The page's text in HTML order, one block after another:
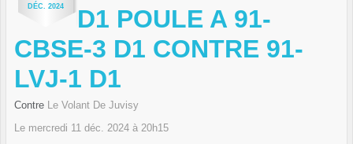
DÉC. 2024
D1 POULE A 91-
CBSE-3 D1 CONTRE 91-
LVJ-1 D1
Contre Le Volant De Juvisy
Le mercredi 11 déc. 2024 à 20h15